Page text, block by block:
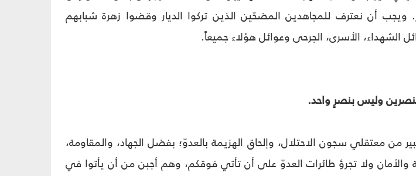
ويجب أن نعترف للمجاهدين المضحّين الذين تركوا الديار وقضوا زهرة شبابهم
الشهداء، الأسرى، الجرحى وعوائل هؤلاء جميعاً.
من معتقلي سجون الاحتلال، وإلحاق الهزيمة بالعدوّ؛ بفضل الجهاد، والمقاومة،
والأمان ولا تجرؤ طائرات العدوّ على أن تأتي فوقكم، وهم أجبن من أن يأتوا في